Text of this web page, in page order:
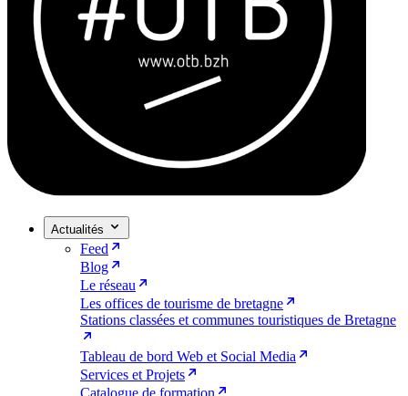
Actualités
Feed
Blog
Le réseau
Les offices de tourisme de bretagne
Stations classées et communes touristiques de Bretagne
Tableau de bord Web et Social Media
Services et Projets
Catalogue de formation